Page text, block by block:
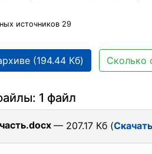
источников 29
(194.44 Кб) Сколько
1 файл
— 207.17 Кб (